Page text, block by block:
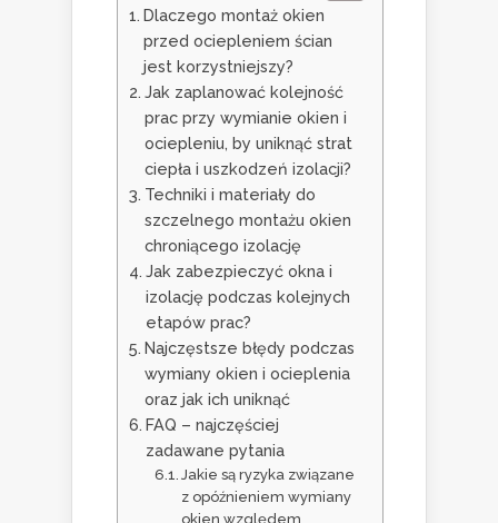
Dlaczego montaż okien
przed ociepleniem ścian
jest korzystniejszy?
Jak zaplanować kolejność
prac przy wymianie okien i
ociepleniu, by uniknąć strat
ciepła i uszkodzeń izolacji?
Techniki i materiały do
szczelnego montażu okien
chroniącego izolację
Jak zabezpieczyć okna i
izolację podczas kolejnych
etapów prac?
Najczęstsze błędy podczas
wymiany okien i ocieplenia
oraz jak ich uniknąć
FAQ – najczęściej
zadawane pytania
Jakie są ryzyka związane
z opóźnieniem wymiany
okien względem